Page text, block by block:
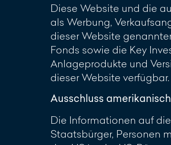
Diese Website und die
als Werbung,
dieser Website
Fonds sowie die Key
Anlageprodukte und
dieser Website verfügbar.
Ausschluss
Die Informationen auf
Staatsbürger, Personen